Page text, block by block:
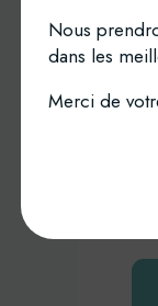
2
Nous
dans les
Merci de